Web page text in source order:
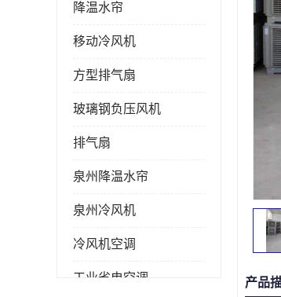
降温水帘
移动冷风机
方型排气扇
玻璃钢负压风机
排气扇
泉州降温水帘
泉州冷风机
冷风机空调
工业省电空调 产品